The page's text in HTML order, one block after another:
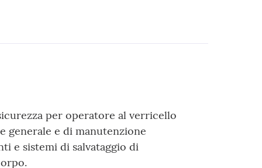
per operatore al verricello
generale e di manutenzione
e sistemi di salvataggio di